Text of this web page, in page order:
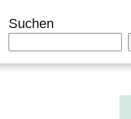
Suchen